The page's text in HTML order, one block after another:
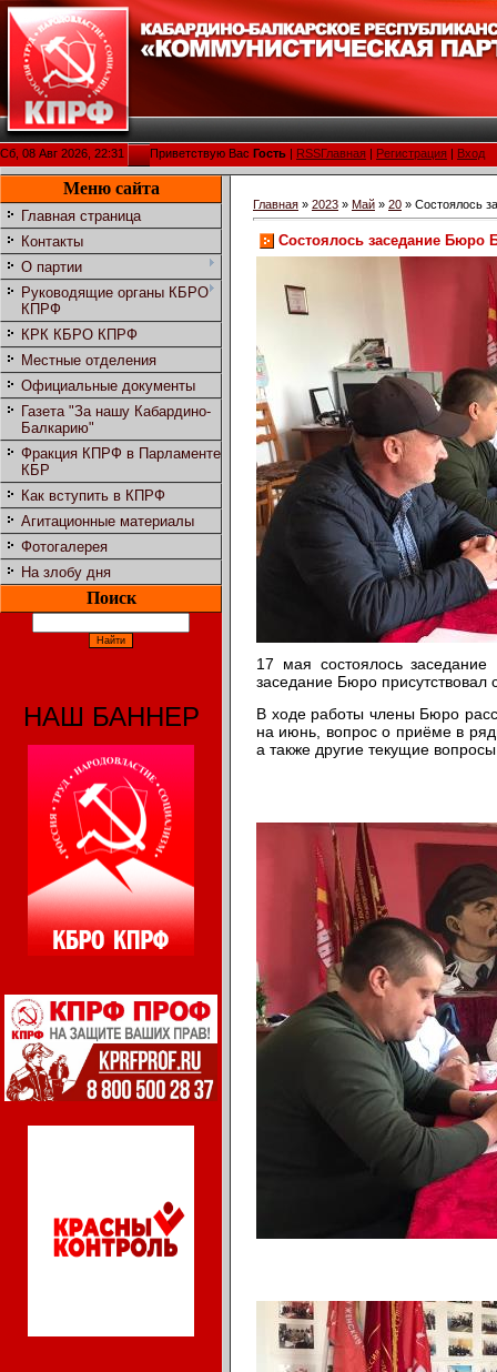
Сб, 08 Авг 2026, 22:31 Приветствую Вас Гость RSSГлавная Регистрация Вход
Меню сайта
Главная страница
Контакты
О партии
Руководящие органы КБРО
КПРФ
КРК КБРО КПРФ
Местные отделения
Официальные документы
Газета "За нашу Кабардино-
Балкарию"
Фракция КПРФ в Парламенте
КБР
Как вступить в КПРФ
Агитационные материалы
Фотогалерея
На злобу дня
Поиск
НАШ БАННЕР
Главная » 2023 » Май » 20 » Состоялось
Состоялось заседание Бюро
17 мая состоялось
заседание Бюро
В ходе работы члены Бюро
на июнь, вопрос о приёме в
а также другие текущие